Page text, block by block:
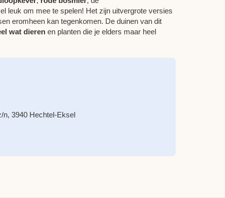
leuk om mee te spelen! Het zijn uitvergrote versies
eromheen kan tegenkomen. De duinen van dit
wat dieren en planten die je elders maar heel
n, 3940 Hechtel-Eksel